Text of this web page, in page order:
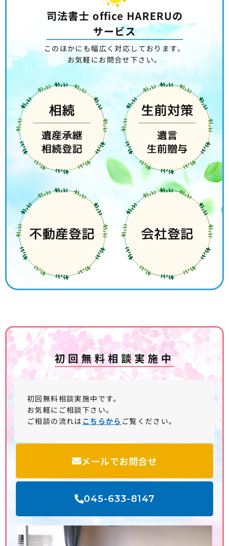
司法書士 office HARERUの
サービス
このほかにも幅広く対応しております。
お気軽にお問合せ下さい。
初回無料相談実施中
初回無料相談実施中です。
お気軽にご相談下さい。
ご相談の流れは こちらから ご覧ください。
メールでお問合せ
045-633-8147